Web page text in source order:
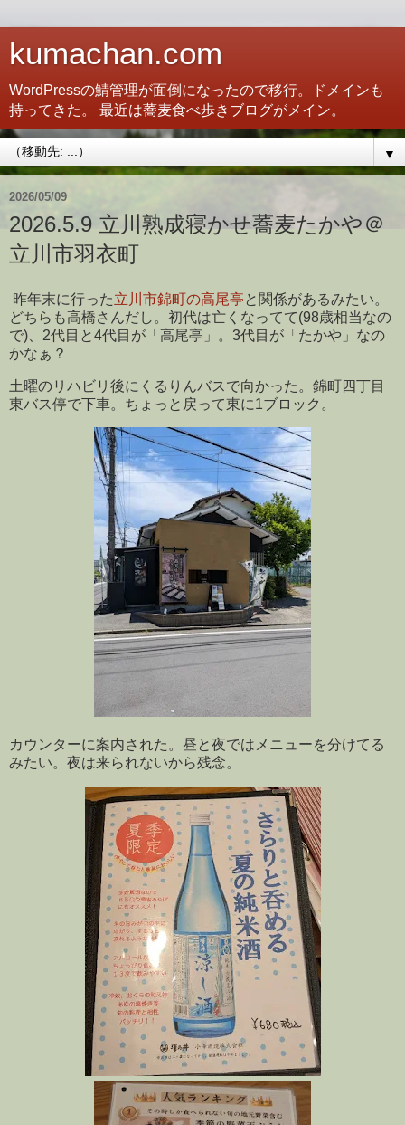
kumachan.com
WordPressの鯖管理が面倒になったので移行。ドメインも
持ってきた。 最近は蕎麦食べ歩きブログがメイン。
▼
2026/05/09
2026.5.9 立川熟成寝かせ蕎麦たかや＠
立川市羽衣町
昨年末に行った立川市錦町の高尾亭 と関係があるみたい。
どちらも高橋さんだし。初代は亡くなってて(98歳相当なの
で)、2代目と4代目が「高尾亭」。3代目が「たかや」なの
かなぁ？
土曜のリハビリ後にくるりんバスで向かった。錦町四丁目
東バス停で下車。ちょっと戻って東に1ブロック。
カウンターに案内された。昼と夜ではメニューを分けてる
みたい。夜は来られないから残念。